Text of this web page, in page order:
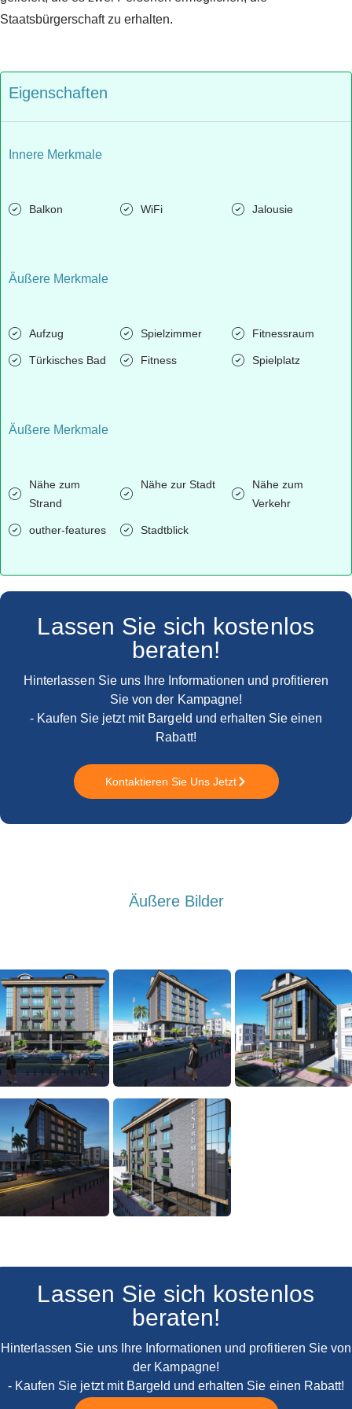
Staatsbürgerschaft zu erhalten.
Eigenschaften
Innere Merkmale
Balkon WiFi Jalousie
Äußere Merkmale
Aufzug Spielzimmer Fitnessraum
Türkisches Bad Fitness Spielplatz
Äußere Merkmale
Nähe zum
Strand
Nähe zur Stadt
Nähe zum
Verkehr
outher-features Stadtblick
Lassen Sie sich kostenlos
beraten!
Hinterlassen Sie uns Ihre Informationen und profitieren
Sie von der Kampagne!
- Kaufen Sie jetzt mit Bargeld und erhalten Sie einen
Rabatt!
Kontaktieren Sie Uns Jetzt
Äußere Bilder
Lassen Sie sich kostenlos
beraten!
Hinterlassen Sie uns Ihre Informationen und profitieren Sie von
der Kampagne!
- Kaufen Sie jetzt mit Bargeld und erhalten Sie einen Rabatt!